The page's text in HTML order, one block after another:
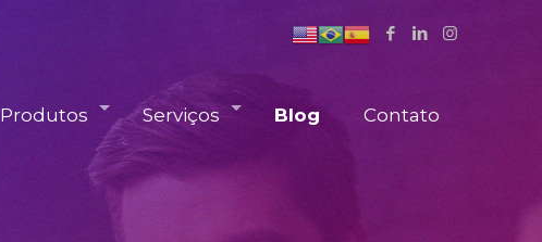
Produtos Serviços Blog Contato